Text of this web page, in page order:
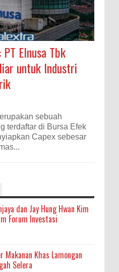
Elnusa Tbk
untuk Industri
sebuah
terdaftar di Bursa Efek
Capex sebesar
dan Jay Hung Hwan Kim
Forum Investasi
Makanan Khas Lamongan
Selera